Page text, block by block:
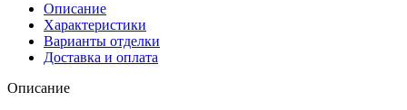
Описание
Характеристики
Варианты отделки
Доставка и оплата
Описание